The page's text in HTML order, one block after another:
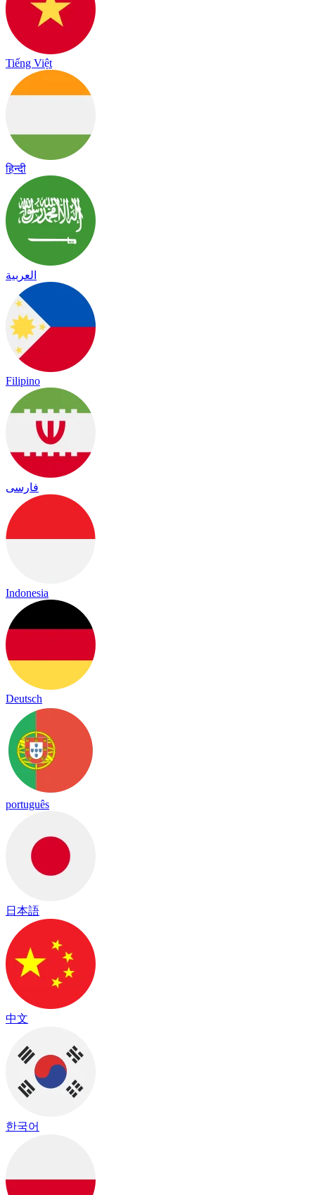
Tiếng Việt
हिन्दी
العربية
Filipino
فارسی
Indonesia
Deutsch
português
日本語
中文
한국어